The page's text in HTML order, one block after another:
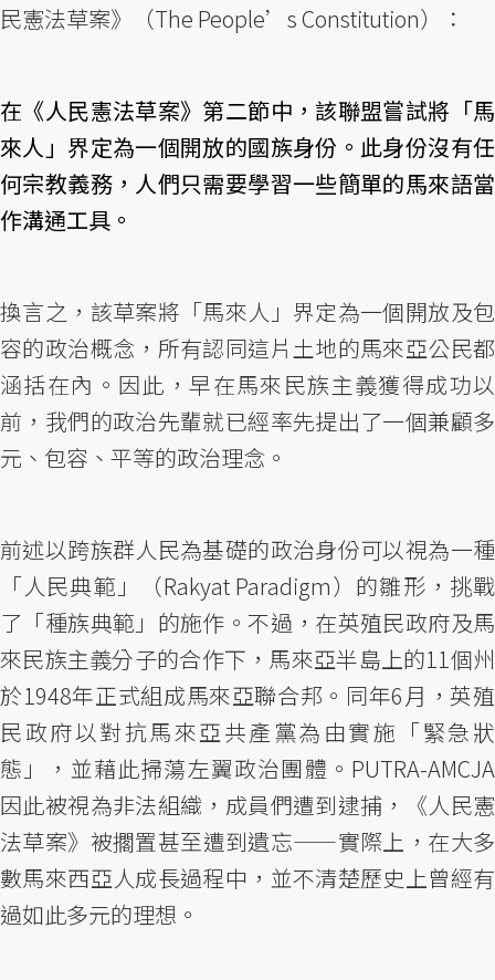
民憲法草案》（The People’s Constitution）：
在《人民憲法草案》第二節中，該聯盟嘗試將「馬
來人」界定為一個開放的國族身份。此身份沒有任
何宗教義務，人們只需要學習一些簡單的馬來語當
作溝通工具。
換言之，該草案將「馬來人」界定為一個開放及包
容的政治概念，所有認同這片土地的馬來亞公民都
涵括在內。因此，早在馬來民族主義獲得成功以
前，我們的政治先輩就已經率先提出了一個兼顧多
元、包容、平等的政治理念。
前述以跨族群人民為基礎的政治身份可以視為一種
「人民典範」（Rakyat Paradigm）的雛形，挑戰
了「種族典範」的施作。不過，在英殖民政府及馬
來民族主義分子的合作下，馬來亞半島上的11個州
於1948年正式組成馬來亞聯合邦。同年6月，英殖
民政府以對抗馬來亞共產黨為由實施「緊急狀
態」，並藉此掃蕩左翼政治團體。PUTRA-AMCJA
因此被視為非法組織，成員們遭到逮捕，《人民憲
法草案》被擱置甚至遭到遺忘——實際上，在大多
數馬來西亞人成長過程中，並不清楚歷史上曾經有
過如此多元的理想。